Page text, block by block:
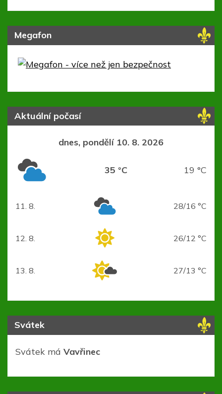
Megafon
Aktuální počasí
dnes, pondělí 10. 8. 2026
35 °C 19 °C
úterý
11. 8. 28/16 °C
středa
12. 8. 26/12 °C
čtvrtek
13. 8. 27/13 °C
Svátek
Svátek má Vavřinec